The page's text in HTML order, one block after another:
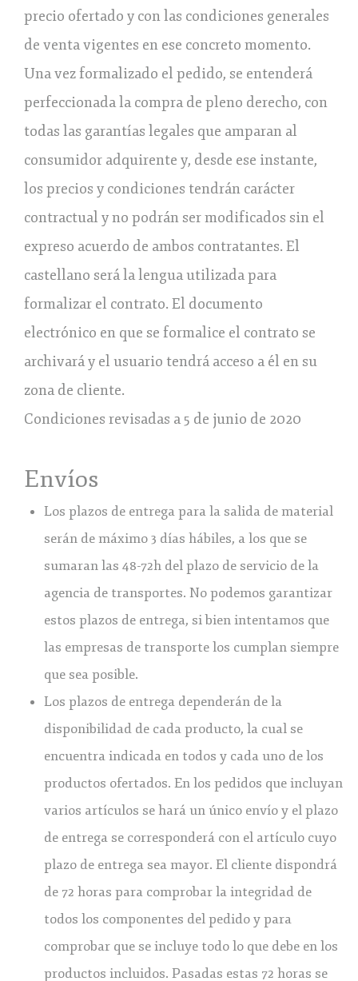
precio ofertado y con las condiciones generales
de venta vigentes en ese concreto momento.
Una vez formalizado el pedido, se entenderá
perfeccionada la compra de pleno derecho, con
todas las garantías legales que amparan al
consumidor adquirente y, desde ese instante,
los precios y condiciones tendrán carácter
contractual y no podrán ser modificados sin el
expreso acuerdo de ambos contratantes. El
castellano será la lengua utilizada para
formalizar el contrato. El documento
electrónico en que se formalice el contrato se
archivará y el usuario tendrá acceso a él en su
zona de cliente.
Condiciones revisadas a 5 de junio de 2020
Envíos
Los plazos de entrega para la salida de material
serán de máximo 3 días hábiles, a los que se
sumaran las 48-72h del plazo de servicio de la
agencia de transportes. No podemos garantizar
estos plazos de entrega, si bien intentamos que
las empresas de transporte los cumplan siempre
que sea posible.
Los plazos de entrega dependerán de la
disponibilidad de cada producto, la cual se
encuentra indicada en todos y cada uno de los
productos ofertados. En los pedidos que incluyan
varios artículos se hará un único envío y el plazo
de entrega se corresponderá con el artículo cuyo
plazo de entrega sea mayor. El cliente dispondrá
de 72 horas para comprobar la integridad de
todos los componentes del pedido y para
comprobar que se incluye todo lo que debe en los
productos incluidos. Pasadas estas 72 horas se